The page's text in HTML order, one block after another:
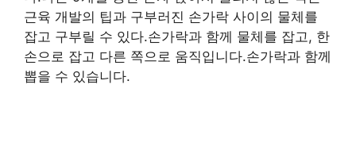
근육 개발의 팁과 구부러진 손가락 사이의 물체를
잡고 구부릴 수 있다.손가락과 함께 물체를 잡고, 한
손으로 잡고 다른 쪽으로 움직입니다.손가락과 함께
뽑을 수 있습니다.